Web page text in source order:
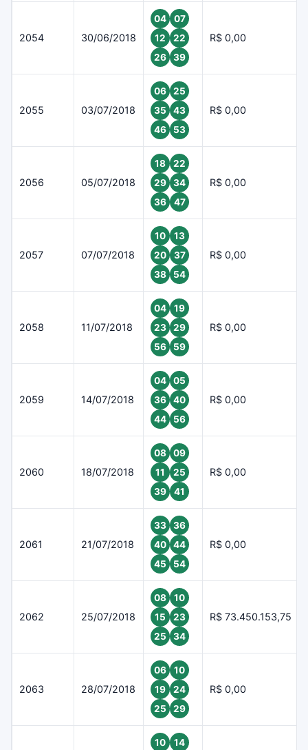
2054 30/06/2018
04
07
12
22
26
39
R$ 0,00
2055 03/07/2018
06
25
35
43
46
53
R$ 0,00
2056 05/07/2018
18
22
29
34
36
47
R$ 0,00
2057 07/07/2018
10
13
20
37
38
54
R$ 0,00
2058 11/07/2018
04
19
23
29
56
59
R$ 0,00
2059 14/07/2018
04
05
36
40
44
56
R$ 0,00
2060 18/07/2018
08
09
11
25
39
41
R$ 0,00
2061 21/07/2018
33
36
40
44
45
54
R$ 0,00
2062 25/07/2018
08
10
15
23
25
34
R$ 73.450.153,75
2063 28/07/2018
06
10
19
24
25
29
R$ 0,00
10
14